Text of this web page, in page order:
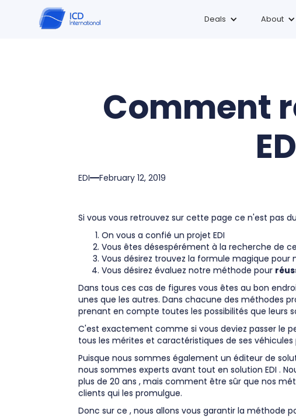
Deals About
Comment
EDI February 12, 2019
Si vous vous retrouvez sur cette page ce n'est pas
On vous a confié un projet EDI
Vous êtes désespérément à la recherche de
Vous désirez trouvez la formule magique
Vous désirez évaluez notre méthode pour
Dans tous ces cas de figures vous êtes au bon
unes que les autres. Dans chacune des méthodes
prenant en compte toutes les possibilités que leurs
C'est exactement comme si vous deviez passer le
tous les mérites et caractéristiques de ses
Puisque nous sommes également un éditeur de
nous sommes experts avant tout en solution EDI .
plus de 20 ans , mais comment être sûr que nos
clients qui les promulgue.
Donc sur ce , nous allons vous garantir la méthode